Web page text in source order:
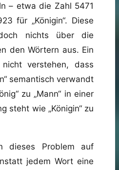
– etwa die Zahl 5471
für „Königin“. Diese
nichts über die
den Wörtern aus. Ein
verstehen, dass
semantisch verwandt
zu „Mann“ in einer
steht wie „Königin“ zu
dieses Problem auf
jedem Wort eine